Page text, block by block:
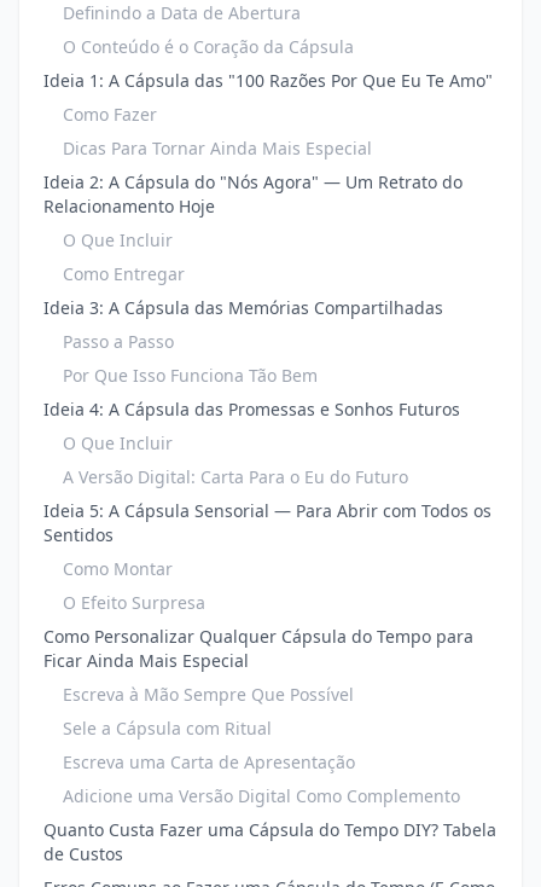
Definindo a Data de Abertura
O Conteúdo é o Coração da Cápsula
Ideia 1: A Cápsula das "100 Razões Por Que Eu Te Amo"
Como Fazer
Dicas Para Tornar Ainda Mais Especial
Ideia 2: A Cápsula do "Nós Agora" — Um Retrato do
Relacionamento Hoje
O Que Incluir
Como Entregar
Ideia 3: A Cápsula das Memórias Compartilhadas
Passo a Passo
Por Que Isso Funciona Tão Bem
Ideia 4: A Cápsula das Promessas e Sonhos Futuros
O Que Incluir
A Versão Digital: Carta Para o Eu do Futuro
Ideia 5: A Cápsula Sensorial — Para Abrir com Todos os
Sentidos
Como Montar
O Efeito Surpresa
Como Personalizar Qualquer Cápsula do Tempo para
Ficar Ainda Mais Especial
Escreva à Mão Sempre Que Possível
Sele a Cápsula com Ritual
Escreva uma Carta de Apresentação
Adicione uma Versão Digital Como Complemento
Quanto Custa Fazer uma Cápsula do Tempo DIY? Tabela
de Custos